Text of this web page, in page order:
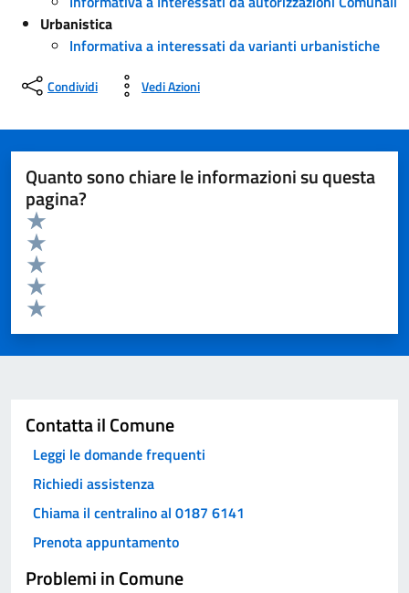
Urbanistica
Informativa a interessati da varianti urbanistiche
Condividi Vedi Azioni
Quanto sono chiare le informazioni su questa
pagina?
Valuta da 1 a 5 stelle la pagina
Valuta 5 stelle su 5
Valuta 4 stelle su 5
Valuta 3 stelle su 5
Valuta 2 stelle su 5
Valuta 1 stelle su 5
Contatta il Comune
Leggi le domande frequenti
Richiedi assistenza
Chiama il centralino al 0187 6141
Prenota appuntamento
Problemi in Comune